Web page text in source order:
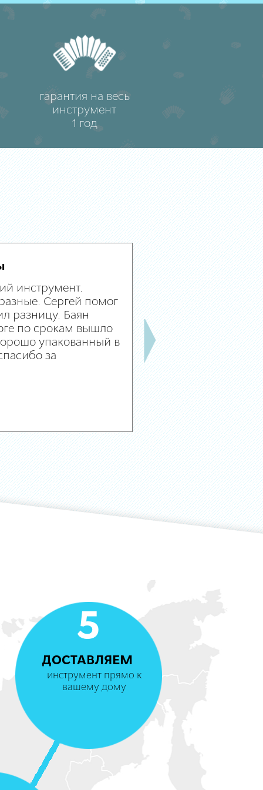
гарантия на весь
инструмент
1 год
инструмент.
Сергей помог
разницу. Баян
по срокам вышло
упакованный в
за
5
ДОСТАВЛЯЕМ
инструмент прямо к
вашему дому